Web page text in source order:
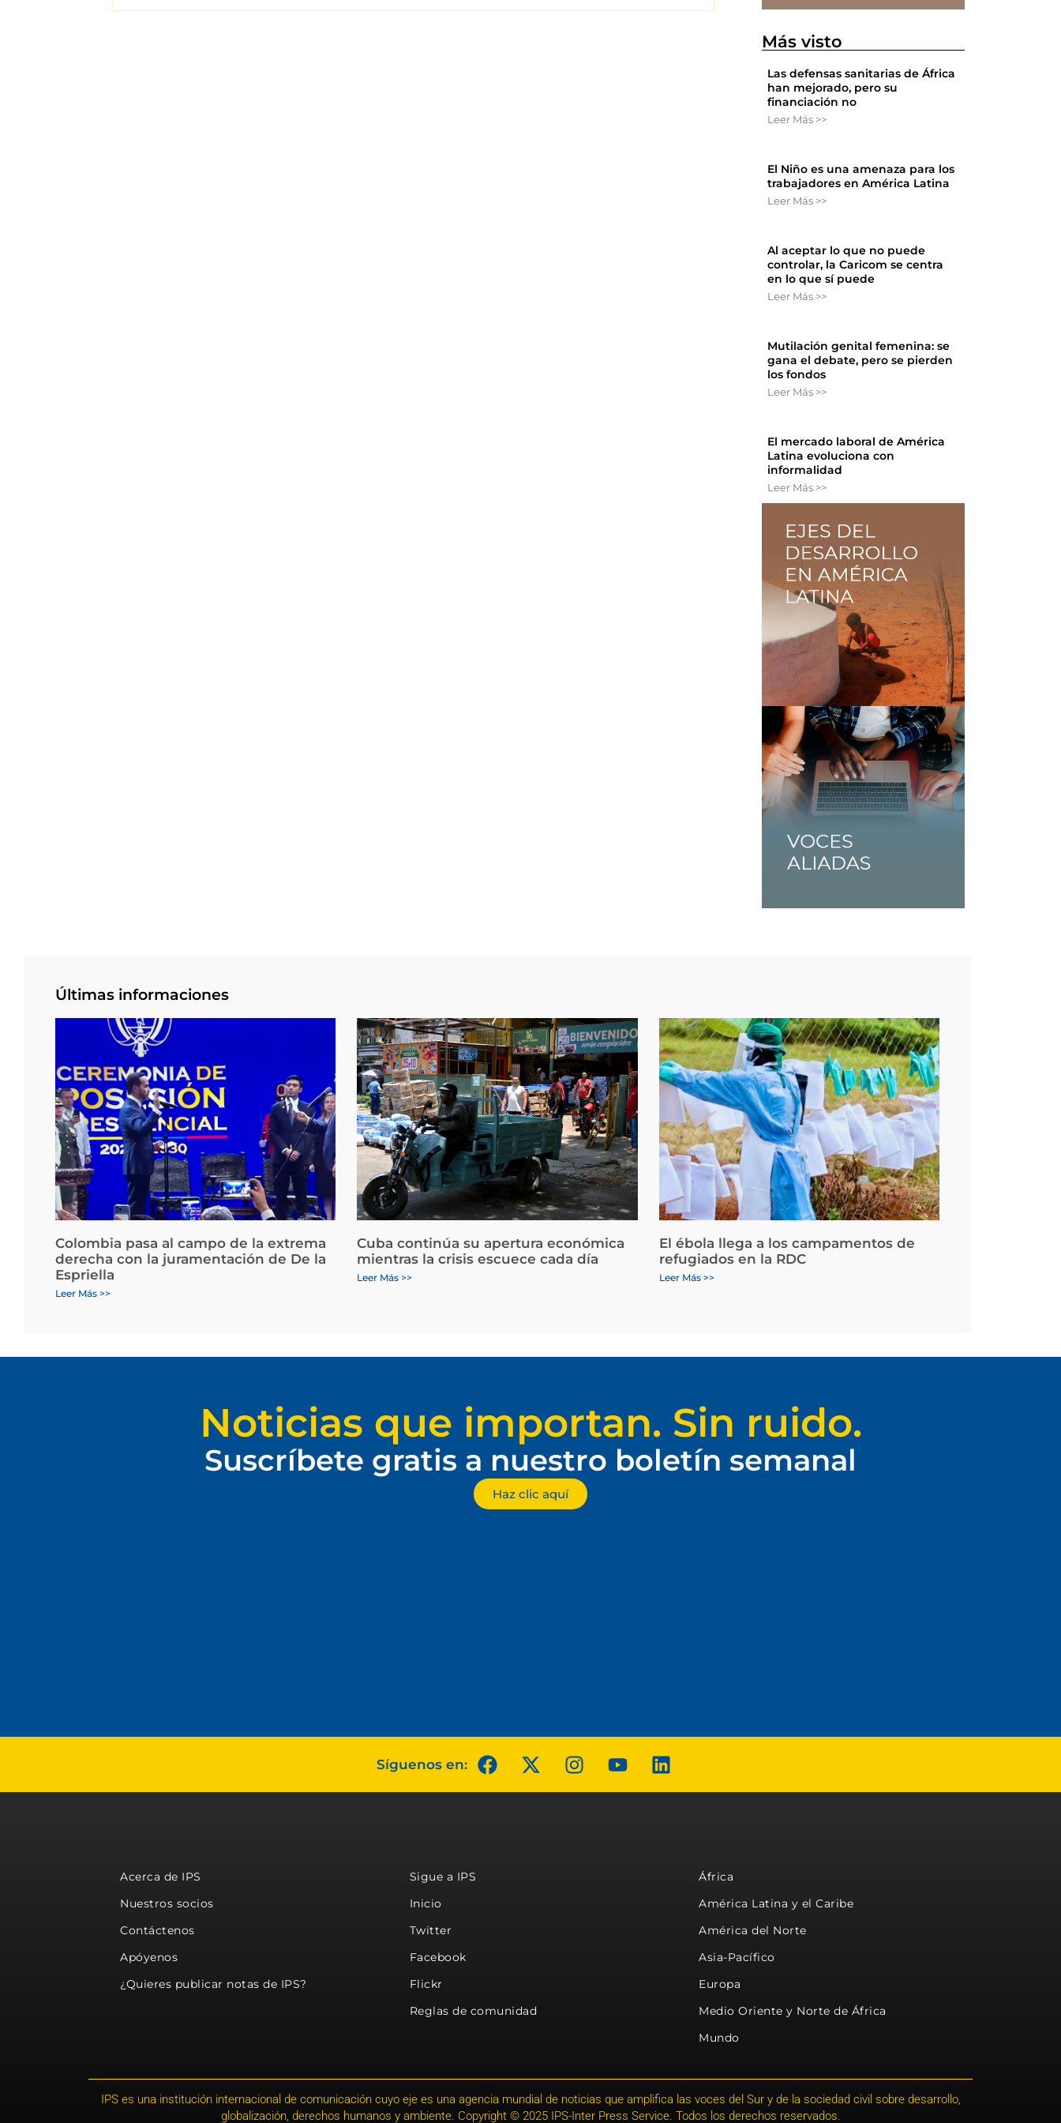
Más visto
Las defensas sanitarias de África
han mejorado, pero su
financiación no
Leer Más >>
El Niño es una amenaza para los
trabajadores en América Latina
Leer Más >>
Al aceptar lo que no puede
controlar, la Caricom se centra
en lo que sí puede
Leer Más >>
Mutilación genital femenina: se
gana el debate, pero se pierden
los fondos
Leer Más >>
El mercado laboral de América
Latina evoluciona con
informalidad
Leer Más >>
Últimas informaciones
Colombia pasa al campo de la extrema
derecha con la juramentación de De la
Espriella
Leer Más >>
Cuba continúa su apertura económica
mientras la crisis escuece cada día
Leer Más >>
El ébola llega a los campamentos de
refugiados en la RDC
Leer Más >>
Noticias que importan. Sin ruido.
Suscríbete gratis a nuestro boletín semanal
Haz clic aquí
Síguenos en:
Acerca de IPS
Nuestros socios
Contáctenos
Apóyenos
¿Quieres publicar notas de IPS?
Sigue a IPS
Inicio
Twitter
Facebook
Flickr
Reglas de comunidad
África
América Latina y el Caribe
América del Norte
Asia-Pacífico
Europa
Medio Oriente y Norte de África
Mundo
IPS es una institución internacional de comunicación cuyo eje es una agencia mundial de noticias que amplifica las voces del Sur y de la sociedad civil sobre desarrollo,
globalización, derechos humanos y ambiente. Copyright © 2025 IPS-Inter Press Service. Todos los derechos reservados.